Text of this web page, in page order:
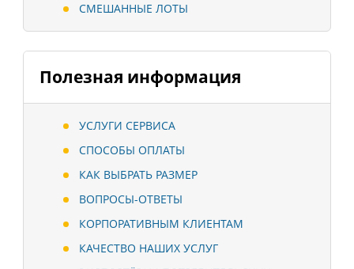
СМЕШАННЫЕ ЛОТЫ
Полезная информация
УСЛУГИ СЕРВИСА
СПОСОБЫ ОПЛАТЫ
КАК ВЫБРАТЬ РАЗМЕР
ВОПРОСЫ-ОТВЕТЫ
КОРПОРАТИВНЫМ КЛИЕНТАМ
КАЧЕСТВО НАШИХ УСЛУГ